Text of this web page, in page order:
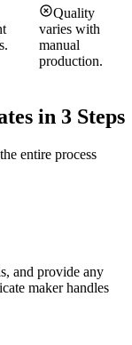
Quality
varies with
manual
production.
in 3 Steps
entire process
and provide any
maker handles